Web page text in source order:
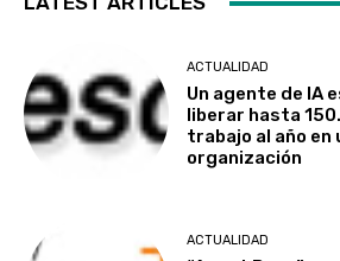
ACTUALIDAD
Un agente de IA
liberar hasta
trabajo al año en
organización
ACTUALIDAD